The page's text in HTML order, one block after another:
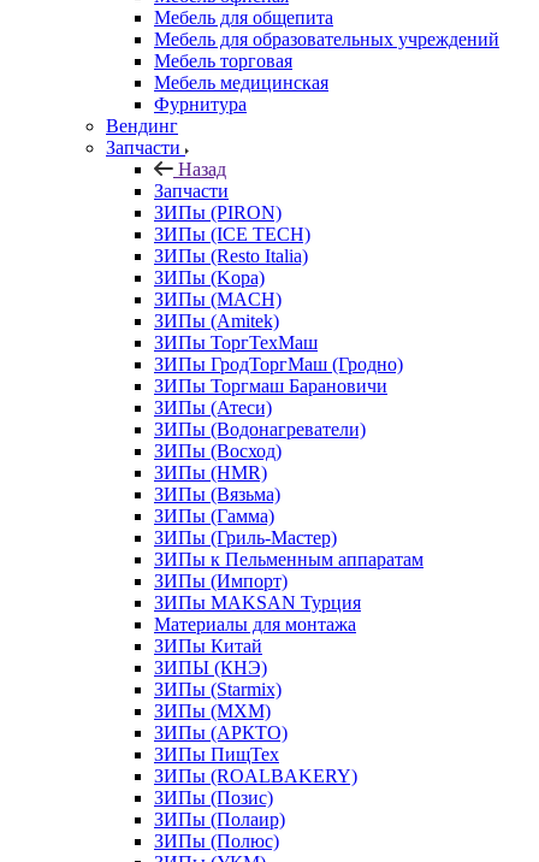
Мебель для общепита
Мебель для образовательных учреждений
Мебель торговая
Мебель медицинская
Фурнитура
Вендинг
Запчасти
Назад
Запчасти
ЗИПы (PIRON)
ЗИПы (ICE TECH)
ЗИПы (Resto Italia)
ЗИПы (Kopa)
ЗИПы (MACH)
ЗИПы (Amitek)
ЗИПы ТоргТехМаш
ЗИПы ГродТоргМаш (Гродно)
ЗИПы Торгмаш Барановичи
ЗИПы (Атеси)
ЗИПы (Водонагреватели)
ЗИПы (Восход)
ЗИПы (HMR)
ЗИПы (Вязьма)
ЗИПы (Гамма)
ЗИПы (Гриль-Мастер)
ЗИПы к Пельменным аппаратам
ЗИПы (Импорт)
ЗИПы MAKSAN Турция
Материалы для монтажа
ЗИПы Китай
ЗИПЫ (КНЭ)
ЗИПы (Starmix)
ЗИПы (МХМ)
ЗИПы (АРКТО)
ЗИПы ПищТех
ЗИПы (ROALBAKERY)
ЗИПы (Позис)
ЗИПы (Полаир)
ЗИПы (Полюс)